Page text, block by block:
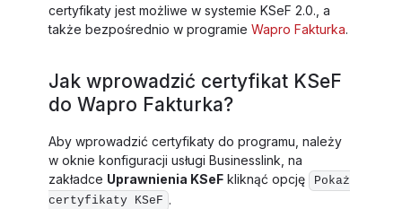
certyfikaty jest możliwe w systemie KSeF 2.0., a
także bezpośrednio w programie Wapro Fakturka.
Jak wprowadzić certyfikat KSeF
do Wapro Fakturka?
Aby wprowadzić certyfikaty do programu, należy
w oknie konfiguracji usługi Businesslink, na
zakładce Uprawnienia KSeF kliknąć opcję
Pokaż
certyfikaty KSeF .